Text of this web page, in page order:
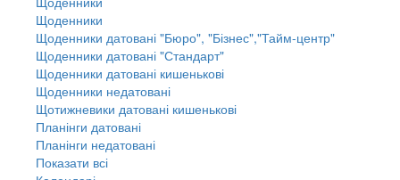
Щоденники
Щоденники датовані "Бюро", "Бізнес","Тайм-центр"
Щоденники датовані "Стандарт"
Щоденники датовані кишенькові
Щоденники недатовані
Щотижневики датовані кишенькові
Планінги датовані
Планінги недатовані
Показати всі